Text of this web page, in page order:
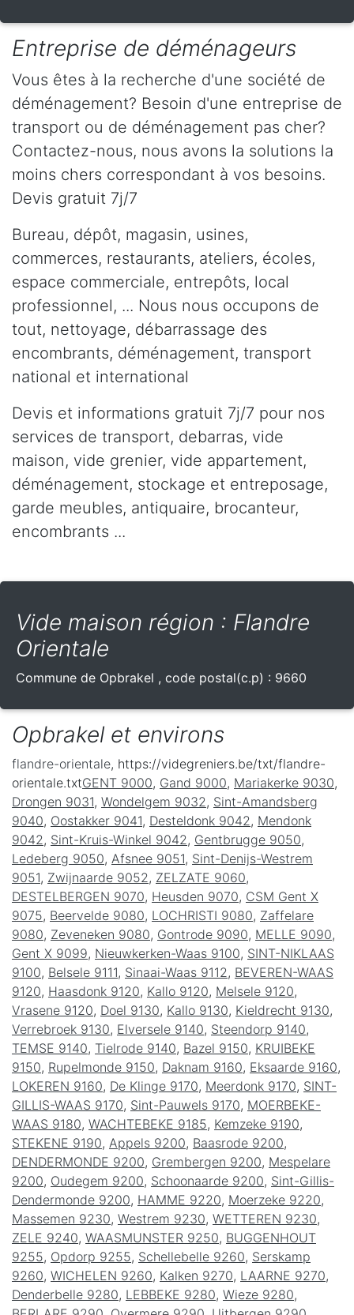
Entreprise de déménageurs
Vous êtes à la recherche d'une société de
déménagement? Besoin d'une entreprise de
transport ou de déménagement pas cher?
Contactez-nous, nous avons la solutions la
moins chers correspondant à vos besoins.
Devis gratuit 7j/7
Bureau, dépôt, magasin, usines,
commerces, restaurants, ateliers, écoles,
espace commerciale, entrepôts, local
professionnel, ... Nous nous occupons de
tout, nettoyage, débarrassage des
encombrants, déménagement, transport
national et international
Devis et informations gratuit 7j/7 pour nos
services de transport, debarras, vide
maison, vide grenier, vide appartement,
déménagement, stockage et entreposage,
garde meubles, antiquaire, brocanteur,
encombrants ...
Vide maison région : Flandre
Orientale
Commune de Opbrakel , code postal(c.p) : 9660
Opbrakel et environs
flandre-orientale, https://videgreniers.be/txt/flandre-
orientale.txtGENT 9000, Gand 9000, Mariakerke 9030,
Drongen 9031, Wondelgem 9032 , Sint-Amandsberg
9040, Oostakker 9041, Desteldonk 9042 , Mendonk
9042 , Sint-Kruis-Winkel 9042 , Gentbrugge 9050,
Ledeberg 9050, Afsnee 9051, Sint-Denijs-Westrem
9051, Zwijnaarde 9052 , ZELZATE 9060,
DESTELBERGEN 9070, Heusden 9070, CSM Gent X
9075, Beervelde 9080, LOCHRISTI 9080, Zaffelare
9080, Zeveneken 9080, Gontrode 9090, MELLE 9090,
Gent X 9099, Nieuwkerken-Waas 9100, SINT-NIKLAAS
9100, Belsele 9111, Sinaai-Waas 9112 , BEVEREN-WAAS
9120, Haasdonk 9120, Kallo 9120, Melsele 9120,
Vrasene 9120, Doel 9130, Kallo 9130, Kieldrecht 9130,
Verrebroek 9130, Elversele 9140, Steendorp 9140,
TEMSE 9140, Tielrode 9140, Bazel 9150, KRUIBEKE
9150, Rupelmonde 9150, Daknam 9160, Eksaarde 9160,
LOKEREN 9160, De Klinge 9170, Meerdonk 9170, SINT-
GILLIS-WAAS 9170, Sint-Pauwels 9170, MOERBEKE-
WAAS 9180, WACHTEBEKE 9185, Kemzeke 9190,
STEKENE 9190, Appels 9200, Baasrode 9200,
DENDERMONDE 9200, Grembergen 9200, Mespelare
9200, Oudegem 9200, Schoonaarde 9200, Sint-Gillis-
Dendermonde 9200, HAMME 9220, Moerzeke 9220,
Massemen 9230, Westrem 9230, WETTEREN 9230,
ZELE 9240, WAASMUNSTER 9250, BUGGENHOUT
9255, Opdorp 9255, Schellebelle 9260, Serskamp
9260, WICHELEN 9260, Kalken 9270, LAARNE 9270,
Denderbelle 9280, LEBBEKE 9280, Wieze 9280,